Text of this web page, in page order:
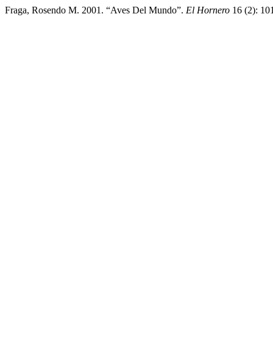
Fraga, Rosendo M. 2001. “Aves Del Mundo”. El Hornero 16 (2):